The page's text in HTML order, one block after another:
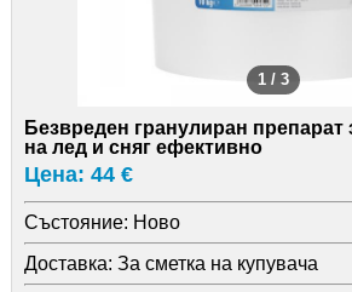
1 / 3
Безвреден гранулиран препарат
на лед и сняг ефективно
Цена: 44 €
Състояние: Ново
Доставка: За сметка на купувача